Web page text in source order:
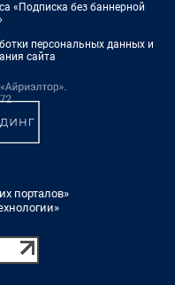
«Подписка без баннерной
персональных данных и
сайта
порталов»